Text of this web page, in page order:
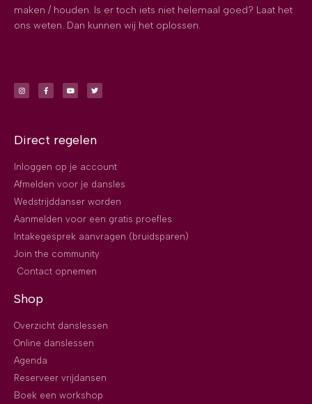
maken / houden. Is er toch iets niet helemaal goed? Laat het
ons weten. Dan kunnen wij het oplossen.
Direct regelen
Inloggen op je account
Afmelden voor je dansles
Wedstrijddanser worden
Aanmelden voor een gratis proefles
Intakegesprek aanvragen (bruidsparen)
Join the community
Contact opnemen
Shop
Overzicht danslessen
Online danslessen
Agenda
Reserveer vrijdansen
Boek een workshop